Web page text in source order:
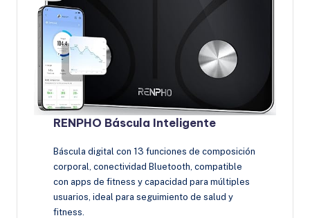
RENPHO Báscula Inteligente
Báscula digital con 13 funciones de composición
corporal, conectividad Bluetooth, compatible
con apps de fitness y capacidad para múltiples
usuarios, ideal para seguimiento de salud y
fitness.